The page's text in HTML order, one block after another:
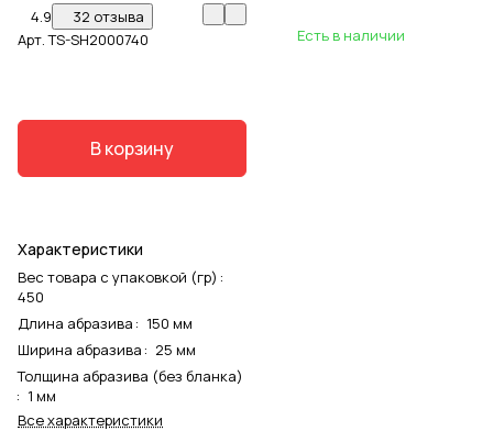
4.9
32 отзыва
Арт.TS-SH2000740
В корзину
Характеристики
Вес товара с упаковкой (гр) :
450
Длина абразива : 150 мм
Ширина абразива : 25 мм
Толщина абразива (без бланка)
: 1 мм
Все характеристики
Есть в наличии